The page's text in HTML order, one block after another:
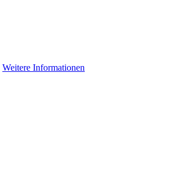
Weitere Informationen